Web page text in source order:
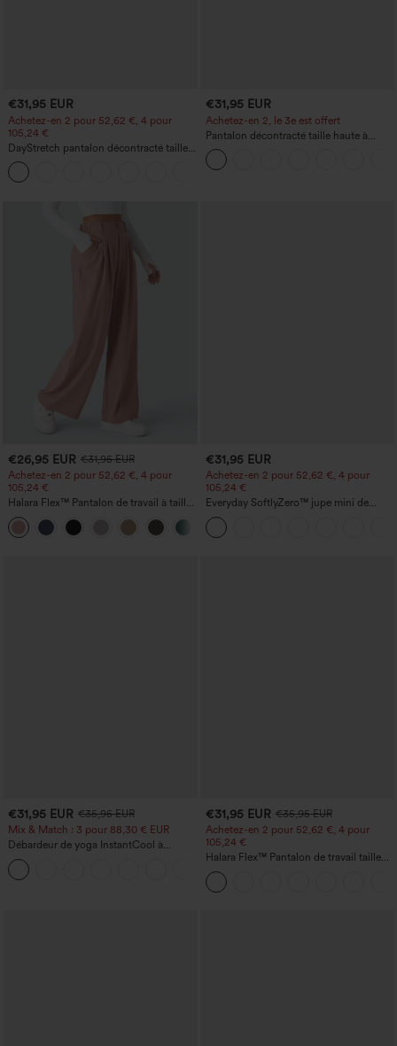
€31,95 EUR
Achetez-en 2 pour 52,62 €, 4 pour
105,24 €
DayStretch pantalon décontracté taille
haute avec poches et coupe droite
€31,95 EUR
Achetez-en 2, le 3e est offert
Pantalon décontracté taille haute à
cordon, coupe large en mélange de lin,
avec poches
€26,95 EUR €31,95 EUR
Achetez-en 2 pour 52,62 €, 4 pour
105,24 €
Halara Flex™ Pantalon de travail à taille
haute, jambe large, avec poches, en
maille gaufrée
€31,95 EUR
Achetez-en 2 pour 52,62 €, 4 pour
105,24 €
Everyday SoftlyZero™ jupe mini de
tennis aérée à pans croisés 2-en-1 avec
poche latérale et toucher frais - Lucid-
UPF50+
€31,95 EUR €35,95 EUR
Mix & Match : 3 pour 88,30 € EUR
Débardeur de yoga InstantCool à
encolure en U et ourlet arrondi –
UPF50+
€31,95 EUR €35,95 EUR
Achetez-en 2 pour 52,62 €, 4 pour
105,24 €
Halara Flex™ Pantalon de travail taille
haute sculptant la silhouette, gainant la
taille, avec poches, jambe large en
micro-gaufre